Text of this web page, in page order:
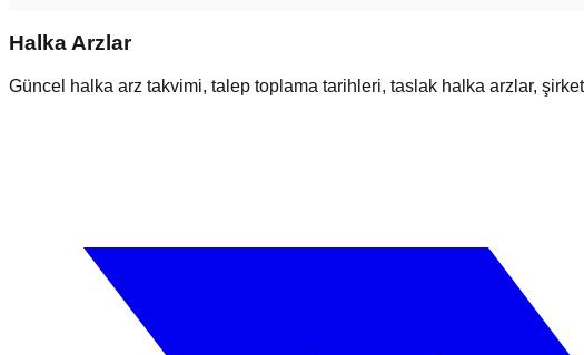
Halka Arzlar
Güncel halka arz takvimi, talep toplama tarihleri, taslak halka arzlar,